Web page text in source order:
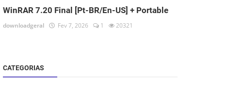
WinRAR 7.20 Final [Pt-BR/En-US] + Portable
downloadgeral Fev 7, 2026 1 20321
CATEGORIAS